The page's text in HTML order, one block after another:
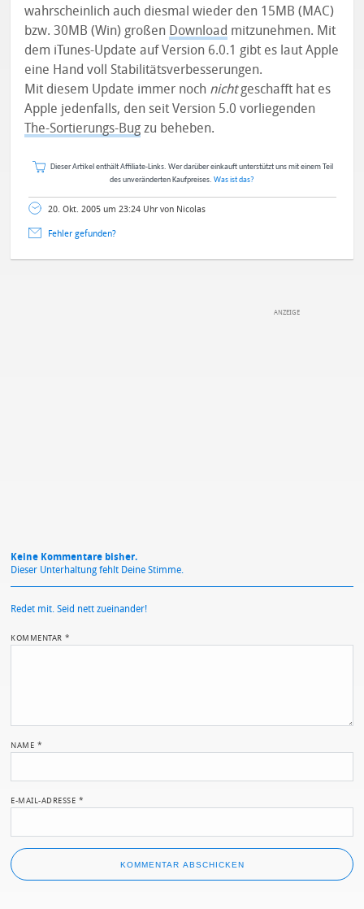
wahrscheinlich auch diesmal wieder den 15MB (MAC)
bzw. 30MB (Win) großen Download mitzunehmen. Mit
dem iTunes-Update auf Version 6.0.1 gibt es laut Apple
eine Hand voll Stabilitätsverbesserungen.
Mit diesem Update immer noch nichtgeschafft hat es
Apple jedenfalls, den seit Version 5.0 vorliegenden
The-Sortierungs-Bug zu beheben.
Dieser Artikel enthält Affiliate-Links. Wer darüber einkauft unterstützt uns mit einem Teil
des unveränderten Kaufpreises. Was ist das?
20. Okt. 2005 um 23:24 Uhr von Nicolas
Fehler gefunden?
Keine Kommentare bisher.
Dieser Unterhaltung fehlt Deine Stimme.
Redet mit. Seid nett zueinander!
KOMMENTAR*
NAME *
E-MAIL-ADRESSE *